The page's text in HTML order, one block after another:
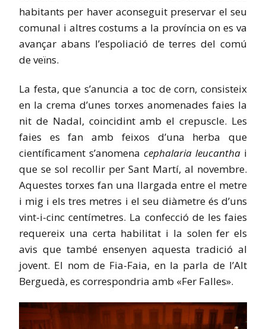
habitants per haver aconseguit preservar el seu
comunal i altres costums a la província on es va
avançar abans l’espoliació de terres del comú
de veïns.
La festa, que s’anuncia a toc de corn, consisteix
en la crema d’unes torxes anomenades faies la
nit de Nadal, coincidint amb el crepuscle. Les
faies es fan amb feixos d’una herba que
científicament s’anomena cephalaria leucantha i
que se sol recollir per Sant Martí, al novembre.
Aquestes torxes fan una llargada entre el metre
i mig i els tres metres i el seu diàmetre és d’uns
vint-i-cinc centímetres. La confecció de les faies
requereix una certa habilitat i la solen fer els
avis que també ensenyen aquesta tradició al
jovent. El nom de Fia-Faia, en la parla de l’Alt
Berguedà, es correspondria amb «Fer Falles».